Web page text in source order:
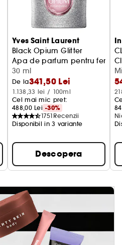
Yves Saint Laurent
Black Opium Glitter
Apa de parfum pentru femei
30 ml
De la341,50 Lei
1.138,33 lei / 100ml
Cel mai mic pret:
488,00 Lei -30%
1751 Recenzii
Disponibil in 3 variante
Descopera